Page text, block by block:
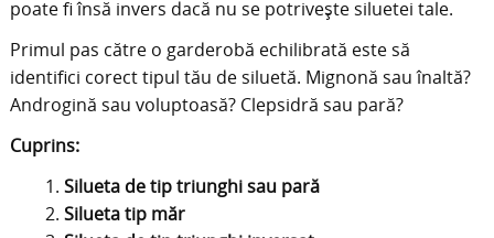
poate fi însă invers dacă nu se potrivește siluetei tale.
Primul pas către o garderobă echilibrată este să
identifici corect tipul tău de siluetă. Mignonă sau înaltă?
Androgină sau voluptoasă? Clepsidră sau pară?
Cuprins:
Silueta de tip triunghi sau pară
Silueta tip măr